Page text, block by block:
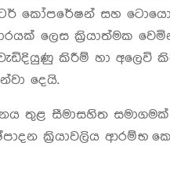
කෝපරේෂන් සහ
ලෙස ක්‍රියාත්මක
කිරීම් හා අලෙවි
දෙයි.
තුළ සීමාසහිත
ක්‍රියාවලිය